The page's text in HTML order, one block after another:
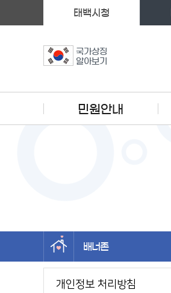
국가상징
알아보기
태백시청
민원안내
배너존
왼쪽메뉴
개인정보 처리방침